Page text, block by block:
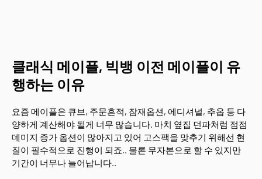
클래식 메이플, 빅뱅 이전 메이플이 유
행하는 이유
요즘 메이플은 큐브, 주문흔적, 잠재옵션, 에디셔널, 추옵 등 다
양하게 계산해야 될게 너무 많습니다. 마치 옆집 던파처럼 점점
데미지 증가 옵션이 많아지고 있어 고스팩을 맞추기 위해선 현
질이 필수적으로 진행이 되죠.. 물론 무자본으로 할 수 있지만
기간이 너무나 늘어납니다..